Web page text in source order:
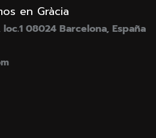
en Gràcia
08024 Barcelona, España